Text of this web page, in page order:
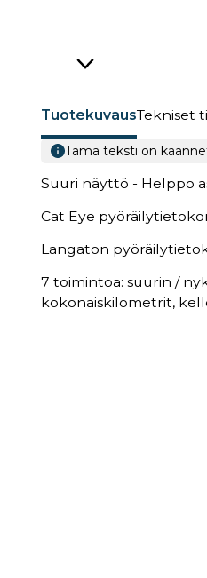
TuotekuvausTekniset
Tämä teksti on
Suuri näyttö - Helppo
Cat Eye
Langaton
7 toimintoa: suurin /
kokonaiskilometrit,